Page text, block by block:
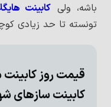
باشه، ولی کابینت
تونسته تا حد زیادی
قیمت روز کابینت
کابینت سازهای